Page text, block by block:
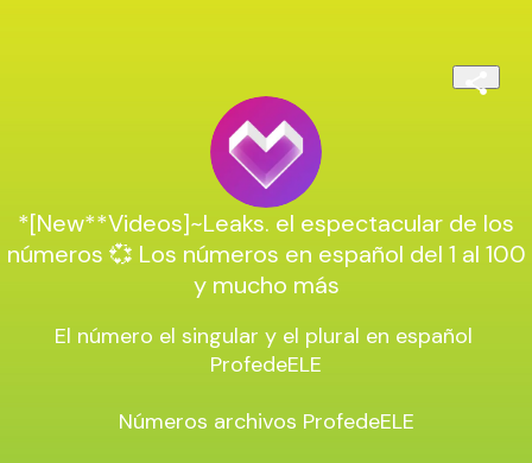
*[New**Videos]~Leaks. el espectacular de los
números 💞 Los números en español del 1 al 100
y mucho más
El número el singular y el plural en español
ProfedeELE
Números archivos ProfedeELE